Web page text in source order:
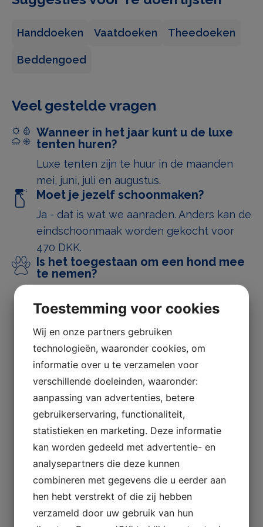
tentvakantie
Kant-en-klaar tent zonder gedoe
Een veilige en gezinsvriendelijke camping
Deense campingsfeer met moderne faciliteiten.
Overnachting in een luxe
tent in Haderslev
Onze luxe tenten op Gammelbro in Haderslev in
Zuid-Jutland bieden mogelijkheden voor strand,
natuur en gezellig stadsleven.
De camping is gezinsvriendelijk en rustig, en er zijn
goede voorzieningen zoals een speeltuin,
servicegebouwen en gemeenschappelijke ruimtes.
U verblijft dicht bij het water en bent niet ver
verwijderd van bezienswaardigheden in zowel
Haderslev als de rest van Zuid-Jutland.
Dat maakt een overnachting in een luxe tent een
voor de hand liggende keuze als u op zoek bent naar:
Glamping in Zuid-Jutland
Luxe camping vlakbij het strand
Gezinsvriendelijke camping in Haderslev
Weekendje weg in de natuur
De luxe tenten kunnen worden gehuurd in mei, juni,
juli en augustus – zowel voor een weekend als voor
Handdoeken Vaatdoeken Theedoeken
Beddengoed
Veel gestelde vragen
Wanneer in het jaar kunt u de luxe
tenten huren?
Luxe tenten zijn te huur in de maanden
mei, juni, juli en augustus.
Moet je jezelf schoonmaken?
Ja - dat is wat we aanraden. Anders kan de
eindschoonmaak worden gekocht voor
470 DKK.
Is het toegestaan om een hond mee
te nemen?
toegestaan om een hond mee te nemen.
Boek uw vakantie
Als u vragen heeft of hulp nodig
heeft bij het boeken, kunt u
telefonisch bellen 74584170.
Reserveer nu
Toestemming voor cookies
Wij en onze partners gebruiken
technologieën, waaronder cookies, om
informatie over u te verzamelen voor
verschillende doeleinden, waaronder:
aanpassing van advertenties, betere
gebruikerservaring, functionaliteit,
statistieken en marketing. Deze informatie
kan worden gedeeld met advertentie- en
analysepartners die deze kunnen
combineren met gegevens die u eerder aan
hen hebt verstrekt of die zij hebben
verzameld door uw gebruik van hun